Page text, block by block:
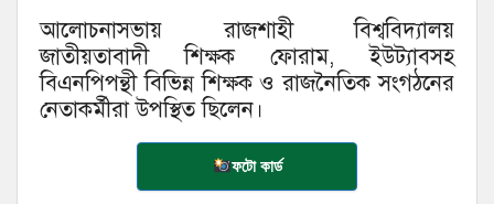
আলোচনাসভায় রাজশাহী বিশ্ববিদ্যালয়
জাতীয়তাবাদী শিক্ষক ফোরাম, ইউট্যাবসহ
বিএনপিপন্থী বিভিন্ন শিক্ষক ও রাজনৈতিক সংগঠনের
নেতাকর্মীরা উপস্থিত ছিলেন।
ফটো কার্ড